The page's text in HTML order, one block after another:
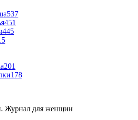
537
451
445
201
178
Журнал для женщин